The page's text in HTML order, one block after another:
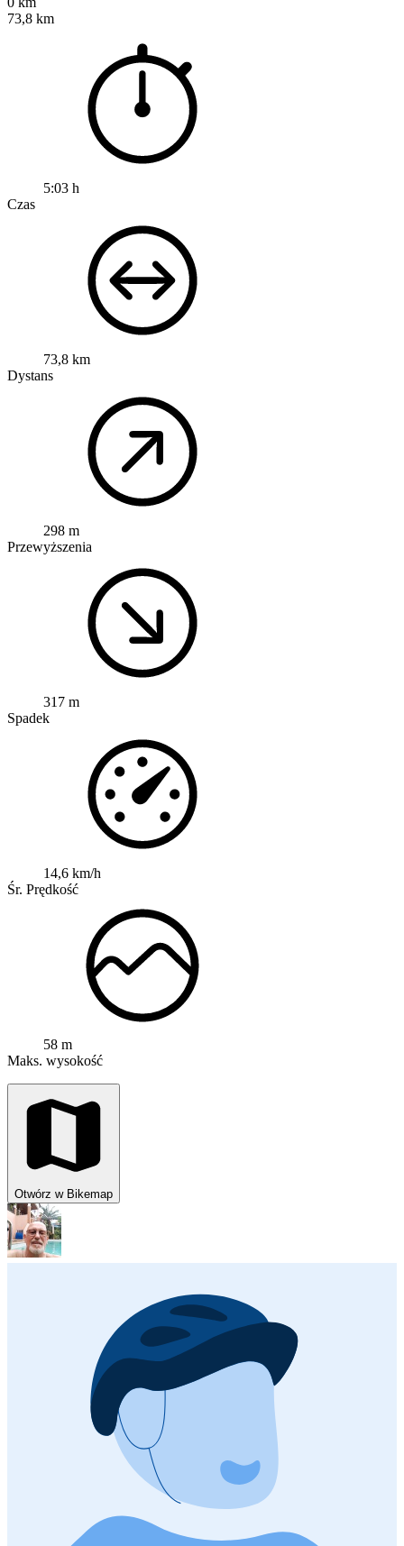
73,8 km
5:03 h
Czas
73,8 km
Dystans
298 m
Przewyższenia
317 m
Spadek
14,6 km/h
Śr. Prędkość
58 m
Maks. wysokość
Otwórz w Bikemap